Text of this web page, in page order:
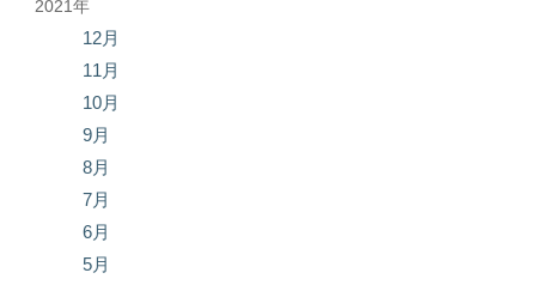
2021年
12月
11月
10月
9月
8月
7月
6月
5月